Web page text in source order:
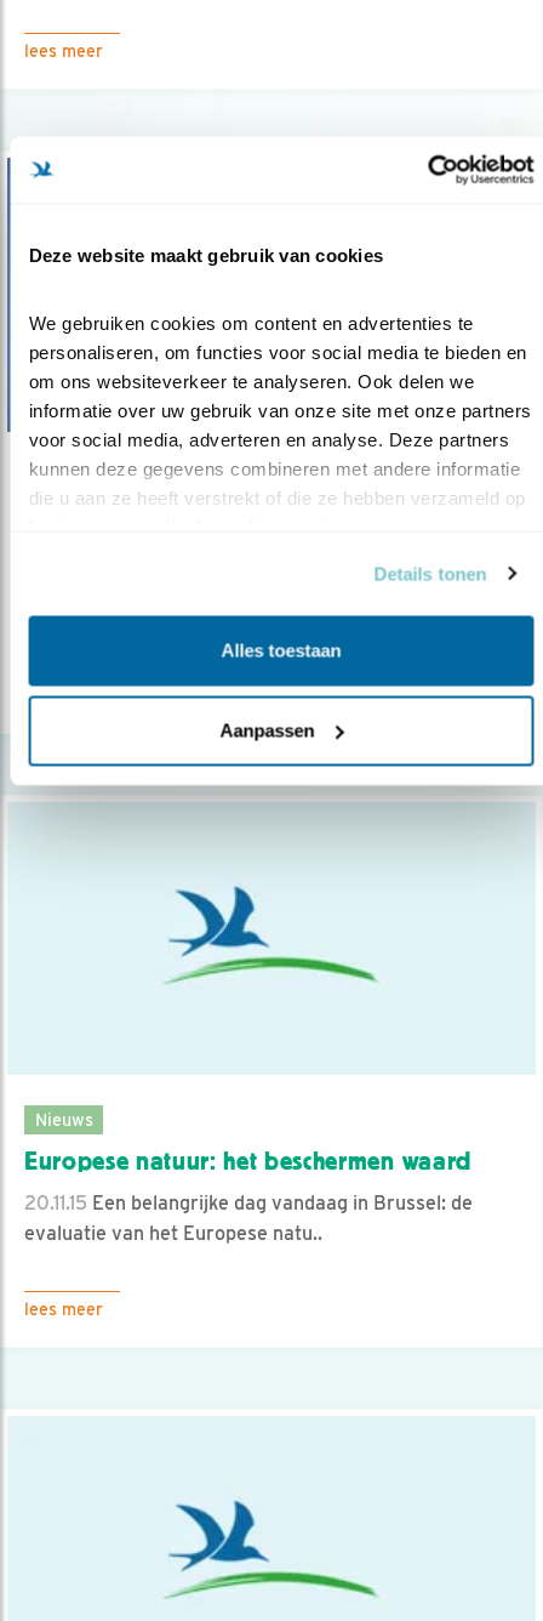
Deze website maakt gebruik van cookies
We gebruiken cookies om content en advertenties te
personaliseren, om functies voor social media te bieden en
om ons websiteverkeer te analyseren. Ook delen we
informatie over uw gebruik van onze site met onze partners
voor social media, adverteren en analyse. Deze partners
kunnen deze gegevens combineren met andere informatie
die u aan ze heeft verstrekt of die ze hebben verzameld op
Details tonen
Alles toestaan
Aanpassen
lees meer
Nieuws
De Tweede Kamer heeft zojuist een motie
aangenomen waarin ze zich uitspreek..
lees meer
Nieuws
Europese natuur: het beschermen waard
20.11.15 Een belangrijke dag vandaag in Brussel: de
evaluatie van het Europese natu..
lees meer